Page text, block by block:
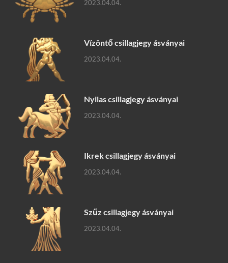
2023.04.04.
Vízöntő csillagjegy ásványai
2023.04.04.
Nyilas csillagjegy ásványai
2023.04.04.
Ikrek csillagjegy ásványai
2023.04.04.
Szűz csillagjegy ásványai
2023.04.04.